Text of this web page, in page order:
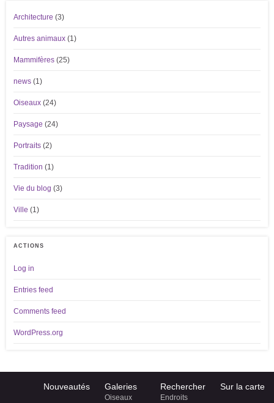
Architecture (3)
Autres animaux (1)
Mammifères (25)
news (1)
Oiseaux (24)
Paysage (24)
Portraits (2)
Tradition (1)
Vie du blog (3)
Ville (1)
ACTIONS
Log in
Entries feed
Comments feed
WordPress.org
Nouveautés Galeries
Oiseaux
Rechercher
Endroits
Sur la carte